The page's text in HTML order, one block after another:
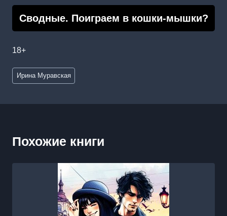
Сводные. Поиграем в кошки-мышки?
18+
Метки
записи:
Ирина Муравская
Похожие книги